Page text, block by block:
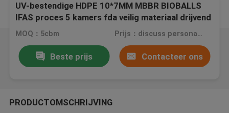
UV-bestendige HDPE 10*7MM MBBR BIOBALLS
IFAS proces 5 kamers fda veilig materiaal drijvend
medium goedkope prijs
MOQ：5cbm Prijs：discuss personally
Beste prijs Contacteer ons
PRODUCTOMSCHRIJVING